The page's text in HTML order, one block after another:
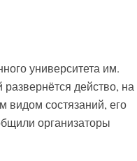
университета им.
действо, на
видом состязаний, его
организаторы